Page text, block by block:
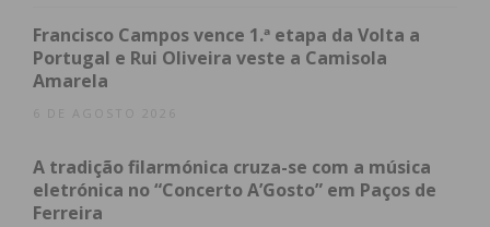
Subscreva a newsletter do
Imediato
Francisco Campos vence 1.ª etapa da Volta a
Portugal e Rui Oliveira veste a Camisola
Amarela
6 DE AGOSTO 2026
A tradição filarmónica cruza-se com a música
eletrónica no “Concerto A’Gosto” em Paços de
Ferreira